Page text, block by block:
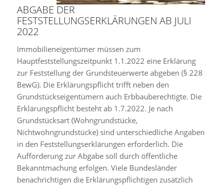
ABGABE DER
FESTSTELLUNGSERKLÄRUNGEN AB JULI
2022
Immobilieneigentümer müssen zum
Hauptfeststellungszeitpunkt 1.1.2022 eine Erklärung
zur Feststellung der Grundsteuerwerte abgeben (§ 228
BewG). Die Erklärungspflicht trifft neben den
Grundstückseigentümern auch Erbbauberechtigte. Die
Erklärungspflicht besteht ab 1.7.2022. Je nach
Grundstücksart (Wohngrundstücke,
Nichtwohngrundstücke) sind unterschiedliche Angaben
in den Feststellungserklärungen erforderlich. Die
Aufforderung zur Abgabe soll durch öffentliche
Bekanntmachung erfolgen. Viele Bundesländer
benachrichtigen die Erklärungspflichtigen zusätzlich